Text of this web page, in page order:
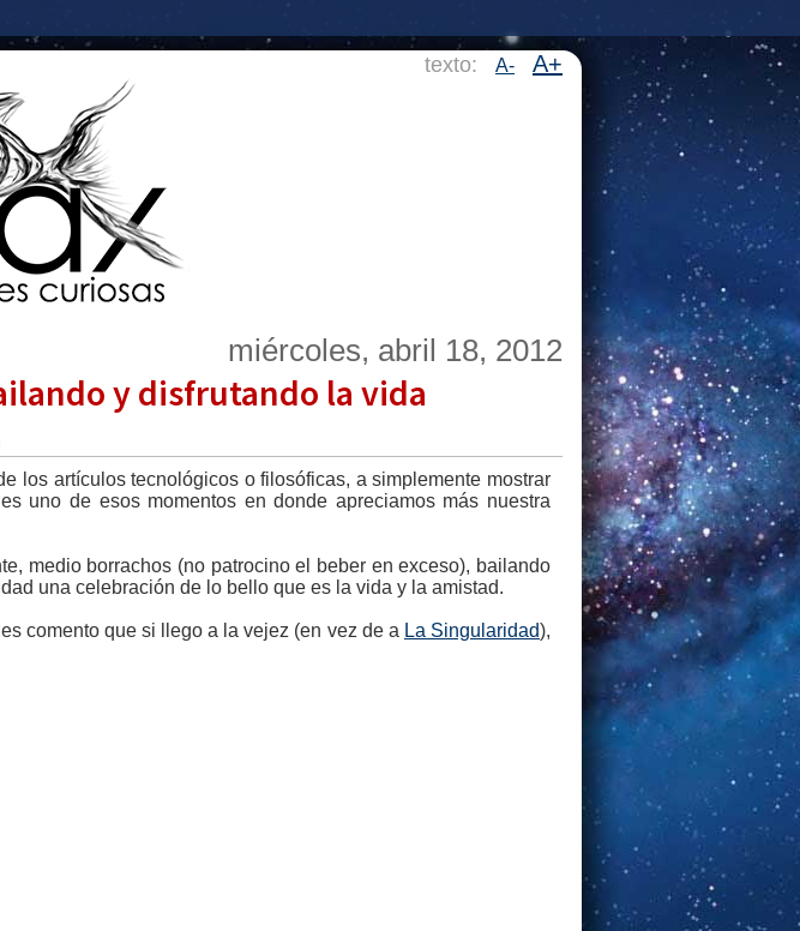
texto: A- A+
miércoles, abril 18, 2012
y disfrutando la vida
los artículos tecnológicos o filosóficas, a simplemente mostrar
uno de esos momentos en donde apreciamos más nuestra
medio borrachos (no patrocino el beber en exceso), bailando
una celebración de lo bello que es la vida y la amistad.
comento que si llego a la vejez (en vez de a La Singularidad),